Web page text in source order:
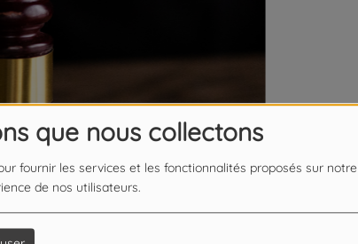
que nous collectons
fournir les services et les fonctionnalités proposés sur notre
de nos utilisateurs.